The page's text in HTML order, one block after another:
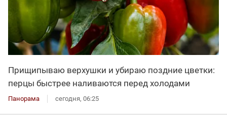
Прищипываю верхушки и убираю поздние цветки:
перцы быстрее наливаются перед холодами
Панорама сегодня, 06:25